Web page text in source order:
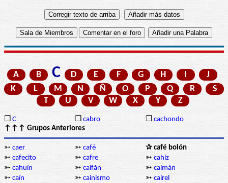
A B C D E F G H I
J
K
L M N Ñ O P Q R
S
T
U V W X Y Z
❒ C ❒ cabro ❒ cachondo
↑↑↑ Grupos Anteriores
➳ caer ➳ café
✰ café bolón
➳ cafecito ➳ cafre ➳ cahíz
➳ cahuín ➳ caifán ➳ caimán
➳ caín ➳ cainismo ➳ cairel